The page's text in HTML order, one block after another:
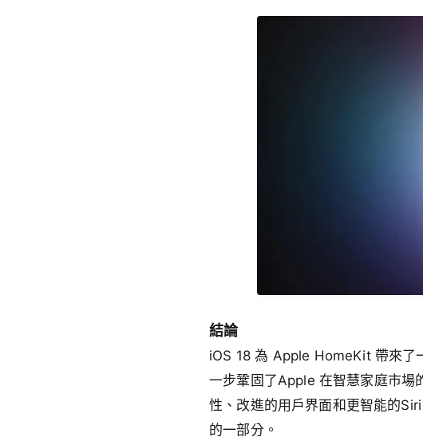
結論
iOS 18 為 Apple HomeKit 帶來了
一步鞏固了Apple 在智慧家庭市場
性、改進的用戶界面和更智能的
的一部分。